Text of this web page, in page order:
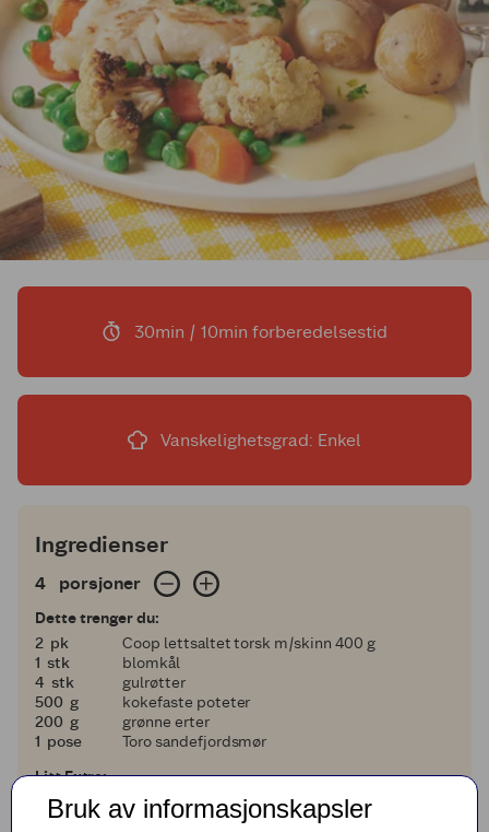
30min / 10min forberedelsestid
Vanskelighetsgrad: Enkel
Ingredienser
4 porsjoner
4 porsjoner
Dette trenger du:
2
2 pk
Coop lettsaltet torsk m/skinn 400 g
11 stk
blomkål
4
4 stk
gulrøtter
500
500 g
kokefaste poteter
200
200 g
grønne erter
11 pose
Toro sandefjordsmør
Litt Extra:
klype frisk persille
Bruk av informasjonskapsler